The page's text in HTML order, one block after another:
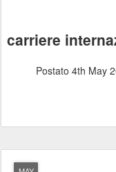
carriere
Postato 4th May